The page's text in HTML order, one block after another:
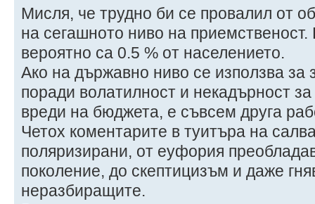
Мисля, че трудно би се провалил от
на сегашното ниво на приемственост.
вероятно са 0.5 % от населението.
Ако на държавно ниво се използва за
поради волатилност и некадърност
вреди на бюджета, е съвсем друга
Четох коментарите в туитъра на
поляризирани, от еуфория
поколение, до скептицизъм и даже
неразбиращите.